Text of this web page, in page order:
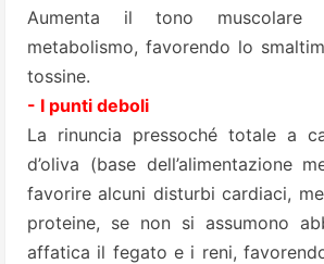
Aumenta il tono
metabolismo, favorendo lo
tossine.
- I punti deboli
La rinuncia pressoché totale a
d’oliva (base dell’alimentazione
favorire alcuni disturbi cardiaci,
proteine, se non si assumono
affatica il fegato e i reni,